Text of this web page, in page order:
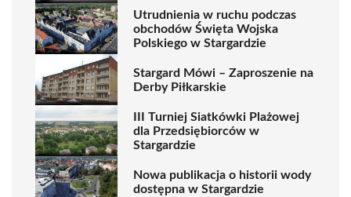
Utrudnienia w ruchu podczas
obchodów Święta Wojska
Polskiego w Stargardzie
Stargard Mówi – Zaproszenie na
Derby Piłkarskie
III Turniej Siatkówki Plażowej
dla Przedsiębiorców w
Stargardzie
Nowa publikacja o historii wody
dostępna w Stargardzie